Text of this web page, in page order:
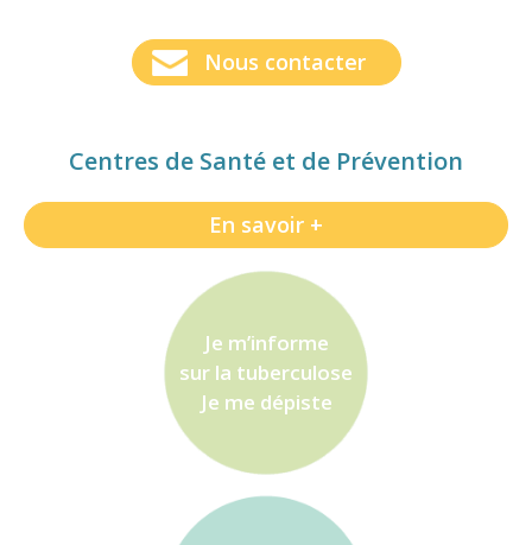
Nous contacter
Centres de Santé et de Prévention
En savoir +
Je m’informe
sur la tuberculose
Je me dépiste